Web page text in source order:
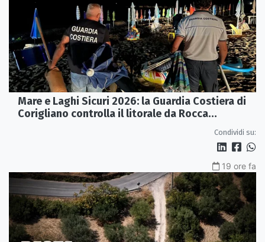
Mare e Laghi Sicuri 2026: la Guardia Costiera di
Corigliano controlla il litorale da Rocca
Condividi su:
19 ore fa